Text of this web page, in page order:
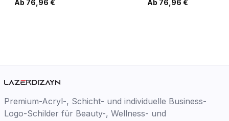
Ab 76,96 € Ab 76,96 €
Premium-Acryl-, Schicht- und individuelle Business-
Logo-Schilder für Beauty-, Wellness- und